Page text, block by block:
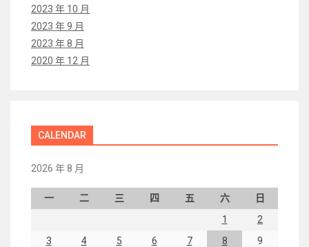
2023 年 10 月
2023 年 9 月
2023 年 8 月
2020 年 12 月
CALENDAR
2026 年 8 月
一 二 三 四 五 六
日
1
2
3
4 5 6 7 8
9